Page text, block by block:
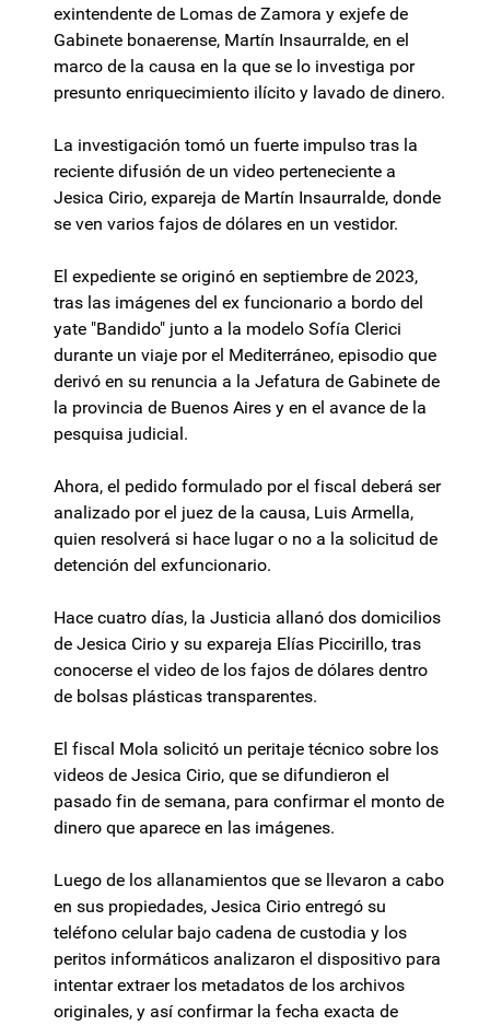
exintendente de Lomas de Zamora y exjefe de
Gabinete bonaerense, Martín Insaurralde, en el
marco de la causa en la que se lo investiga por
presunto enriquecimiento ilícito y lavado de dinero.
La investigación tomó un fuerte impulso tras la
reciente difusión de un video perteneciente a
Jesica Cirio, expareja de Martín Insaurralde, donde
se ven varios fajos de dólares en un vestidor.
El expediente se originó en septiembre de 2023,
tras las imágenes del ex funcionario a bordo del
yate "Bandido" junto a la modelo Sofía Clerici
durante un viaje por el Mediterráneo, episodio que
derivó en su renuncia a la Jefatura de Gabinete de
la provincia de Buenos Aires y en el avance de la
pesquisa judicial.
Ahora, el pedido formulado por el fiscal deberá ser
analizado por el juez de la causa, Luis Armella,
quien resolverá si hace lugar o no a la solicitud de
detención del exfuncionario.
Hace cuatro días, la Justicia allanó dos domicilios
de Jesica Cirio y su expareja Elías Piccirillo, tras
conocerse el video de los fajos de dólares dentro
de bolsas plásticas transparentes.
El fiscal Mola solicitó un peritaje técnico sobre los
videos de Jesica Cirio, que se difundieron el
pasado fin de semana, para confirmar el monto de
dinero que aparece en las imágenes.
Luego de los allanamientos que se llevaron a cabo
en sus propiedades, Jesica Cirio entregó su
teléfono celular bajo cadena de custodia y los
peritos informáticos analizaron el dispositivo para
intentar extraer los metadatos de los archivos
originales, y así confirmar la fecha exacta de